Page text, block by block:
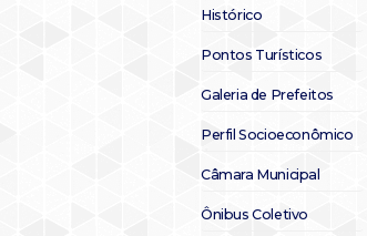
Histórico
Pontos Turísticos
Galeria de Prefeitos
Perfil Socioeconômico
Câmara Municipal
Ônibus Coletivo